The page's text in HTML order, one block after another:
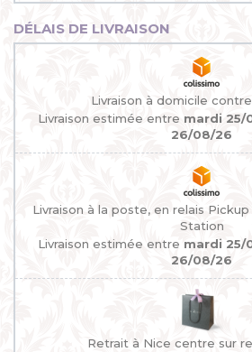
DÉLAIS DE LIVRAISON
Livraison à domicile
Livraison estimée entre mardi 25/
26/08/26
Livraison à la poste, en relais
Station
Livraison estimée entre mardi 25/
26/08/26
Retrait à Nice centre sur